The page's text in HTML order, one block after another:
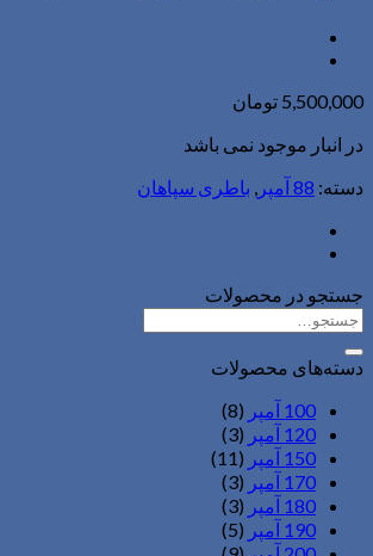
5,500,000 تومان
در انبار موجود نمی باشد
دسته: 88 آمپر , باطری سپاهان
جستجو در محصولات
جستجو
برای:
دسته‌های محصولات
100 آمپر
(8)
120 آمپر
(3)
150 آمپر
(11)
170 آمپر
(3)
180 آمپر
(3)
190 آمپر
(5)